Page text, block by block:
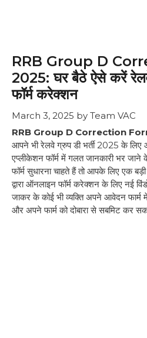
RRB Group D
2025: घर बैठे ऐसे करें
फॉर्म करेक्शन
March 3, 2025 by Team VAC
RRB Group D Correction
आपने भी रेलवे ग्रुप डी भर्ती 2025 के लिए
एप्लीकेशन फॉर्म में गलत जानकारी भर
फॉर्म सुधारना चाहते हैं तो आपके लिए एक
द्वारा ऑनलाइन फॉर्म करेक्शन के लिए नई
जाकर के कोई भी व्यक्ति अपने आवेदन फार्म
और अपने फार्म को दोबारा से सबमिट कर